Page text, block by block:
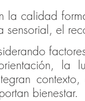
la calidad
el
la
bienestar.